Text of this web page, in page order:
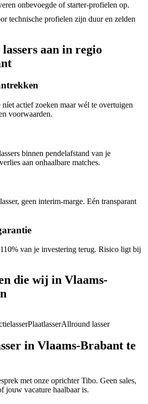
onbevoegde of starter-profielen op.
technische profielen zijn duur en zelden
lassers aan in regio
actief zoeken maar wél te overtuigen
voorwaarden.
binnen pendelafstand van je
aan onhaalbare matches.
geen interim-marge. Eén transparant
van je investering terug. Risico ligt bij
die wij in Vlaams-
PlaatlasserAllround lasser
in Vlaams-Brabant te
met onze oprichter Tibo. Geen sales,
jouw vacature haalbaar is.